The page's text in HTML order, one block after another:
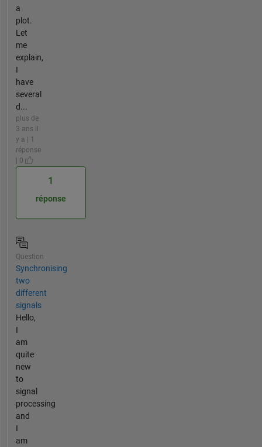
a
plot.
Let
me
explain,
I
have
several
d...
plus de
3 ans il
y a | 1
réponse
| 0
1
réponse
Question
Synchronising
two
different
signals
Hello,
I
am
quite
new
to
signal
processing
and
I
am